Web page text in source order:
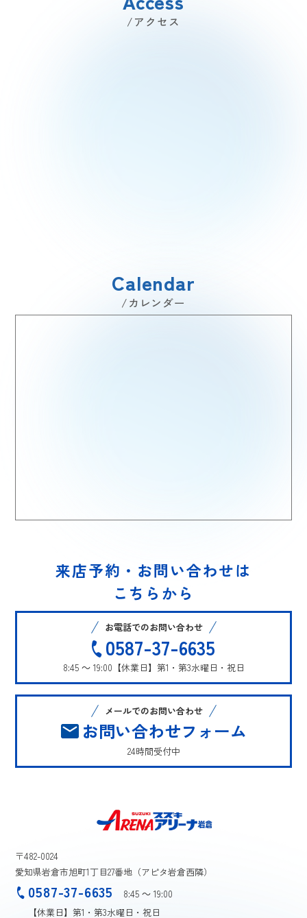
/アクセス
Calendar
/カレンダー
来店予約・お問い合わせは
こちらから
お電話でのお問い合わせ
0587-37-6635
8:45 ～ 19:00 【休業日】第1・第3水曜日・祝日
メールでのお問い合わせ
お問い合わせフォーム
24時間受付中
〒482-0024
愛知県岩倉市旭町1丁目27番地（アピタ岩倉西隣）
0587-37-6635
8:45 ～ 19:00
【休業日】第1・第3水曜日・祝日